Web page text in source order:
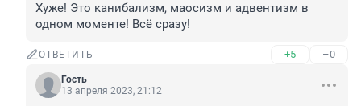
Хуже! Это канибализм, маосизм и адвентизм в
одном моменте! Всё сразу!
ОТВЕТИТЬ +5 –0
Гость
13 апреля 2023, 21:12